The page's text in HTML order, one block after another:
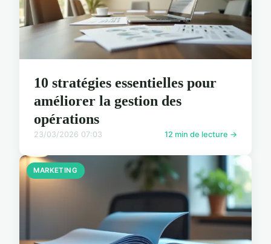
10 stratégies essentielles pour
améliorer la gestion des
opérations
23/03/2026 07:03 12 min de lecture →
MARKETING